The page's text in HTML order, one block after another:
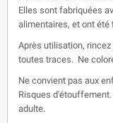
Elles sont fabriquées
alimentaires, et ont
Après utilisation,
toutes traces. Ne
Ne convient pas aux
Risques
adulte.